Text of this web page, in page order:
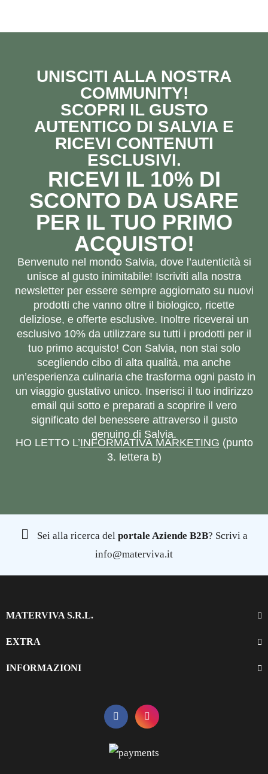
UNISCITI ALLA NOSTRA
COMMUNITY!
SCOPRI IL GUSTO
AUTENTICO DI SALVIA E
RICEVI CONTENUTI
ESCLUSIVI.
RICEVI IL 10% DI
SCONTO DA USARE
PER IL TUO PRIMO
ACQUISTO!
Benvenuto nel mondo Salvia, dove l’autenticità si
unisce al gusto inimitabile! Iscriviti alla nostra
newsletter per essere sempre aggiornato su nuovi
prodotti che vanno oltre il biologico, ricette
deliziose, e offerte esclusive. Inoltre riceverai un
esclusivo 10% da utilizzare su tutti i prodotti per il
tuo primo acquisto! Con Salvia, non stai solo
scegliendo cibo di alta qualità, ma anche
un’esperienza culinaria che trasforma ogni pasto in
un viaggio gustativo unico. Inserisci il tuo indirizzo
email qui sotto e preparati a scoprire il vero
significato del benessere attraverso il gusto
genuino di Salvia.
HO LETTO L’INFORMATIVA MARKETING (punto
3. lettera b)
Sei alla ricerca del portale Aziende B2B? Scrivi a
info@materviva.it
MATERVIVA S.R.L.
EXTRA
INFORMAZIONI